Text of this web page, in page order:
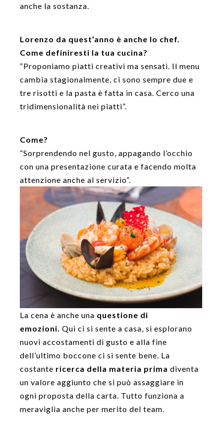
anche la sostanza.
Lorenzo da quest’anno è anche lo chef.
Come definiresti la tua cucina?
“Proponiamo piatti creativi ma sensati. Il menu
cambia stagionalmente, ci sono sempre due e
tre risotti e la pasta è fatta in casa. Cerco una
tridimensionalità nei piatti”.
Come?
“Sorprendendo nel gusto, appagando l’occhio
con una presentazione curata e facendo molta
attenzione anche al servizio”.
La cena è anche una questione di
emozioni. Qui ci si sente a casa, si esplorano
nuovi accostamenti di gusto e alla fine
dell’ultimo boccone ci si sente bene. La
costante ricerca della materia prima diventa
un valore aggiunto che si può assaggiare in
ogni proposta della carta. Tutto funziona a
meraviglia anche per merito del team.